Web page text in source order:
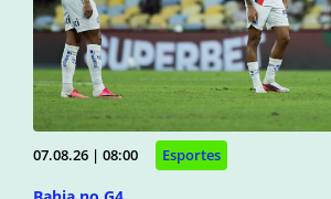
07.08.26 | 08:00 Esportes